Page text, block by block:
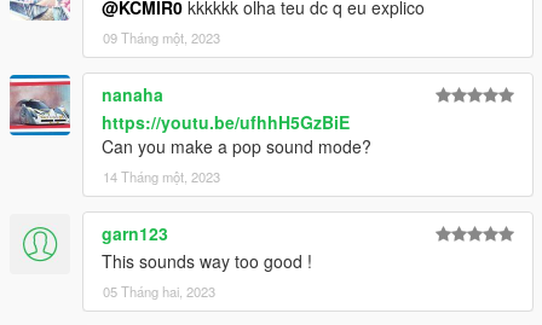
@KCMIR0 kkkkkk olha teu dc q eu explico
09 Tháng một, 2023
nanaha
https://youtu.be/ufhhH5GzBiE
Can you make a pop sound mode?
14 Tháng một, 2023
garn123
This sounds way too good !
05 Tháng hai, 2023